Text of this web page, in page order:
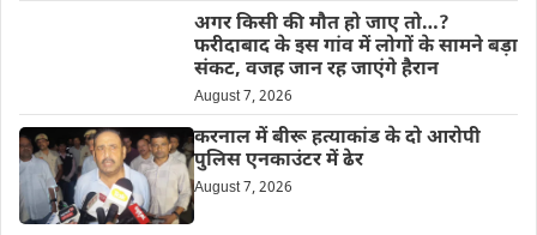
अगर किसी की मौत हो जाए तो…?
फरीदाबाद के इस गांव में लोगों के सामने बड़ा
संकट, वजह जान रह जाएंगे हैरान
August 7, 2026
करनाल में बीरू हत्याकांड के दो आरोपी
पुलिस एनकाउंटर में ढेर
August 7, 2026